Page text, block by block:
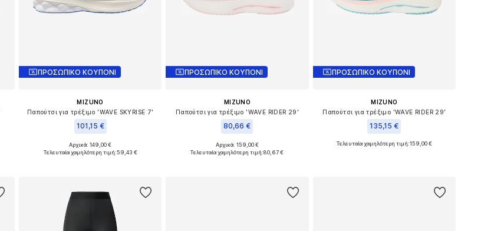
ΠΡΟΣΩΠΙΚΟ ΚΟΥΠΟΝΙ
MIZUNO
Παπούτσι για τρέξιμο 'WAVE SKYRISE 7'
101,15 €
Διαθέσιμα μεγέθη: 41,5-42, 43
Αρχικά: 149,00 €
Τελευταία χαμηλότερη τιμή:59,43 €
ΠΡΟΣΩΠΙΚΟ ΚΟΥΠΟΝΙ
MIZUNO
Παπούτσι για τρέξιμο 'WAVE RIDER 29'
80,66 €
Διαθέσιμα μεγέθη: 41,5-42, 42,5, 43
Αρχικά: 159,00 €
Τελευταία χαμηλότερη τιμή:80,67 €
ΠΡΟΣΩΠΙΚΟ ΚΟΥΠΟΝΙ
MIZUNO
Παπούτσι για τρέξιμο 'WAVE RIDER 29'
135,15 €
Διαθέσιμα μεγέθη: 41,5-42, 42,5
Τελευταία χαμηλότερη τιμή:159,00 €